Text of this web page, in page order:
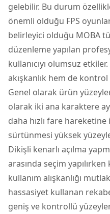
gelebilir. Bu durum
önemli olduğu FPS
belirleyici olduğu MOBA
düzenleme yapılan
kullanıcıyı olumsuz
akışkanlık hem de
Genel olarak ürün
olarak iki ana karaktere
daha hızlı fare
sürtünmesi yüksek
Dikişli kenarlı açılma
arasında seçim yapılırken
kullanım alışkanlığı
hassasiyet kullanan
geniş ve kontrollü